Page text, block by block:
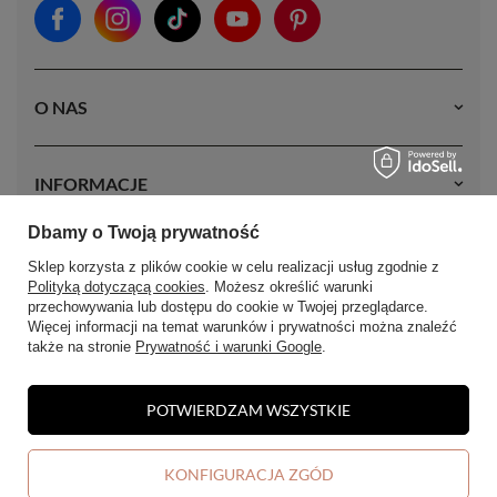
O NAS
INFORMACJE
MOJE KONTO
Dbamy o Twoją prywatność
Sklep korzysta z plików cookie w celu realizacji usług zgodnie z
Polityką dotyczącą cookies. Możesz określić warunki
przechowywania lub dostępu do cookie w Twojej przeglądarce.
Więcej informacji na temat warunków i prywatności można znaleźć
także na stronie Prywatność i warunki Google.
KONFIGURACJA ZGÓD
POTWIERDZAM WSZYSTKIE